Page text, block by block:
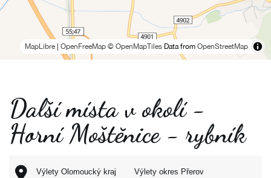
MapLibre OpenFreeMap © OpenMapTiles Data from OpenStreetMap
Další místa v okolí -
Horní Moštěnice - rybník
Výlety Olomoucký kraj
Výlety okres Přerov